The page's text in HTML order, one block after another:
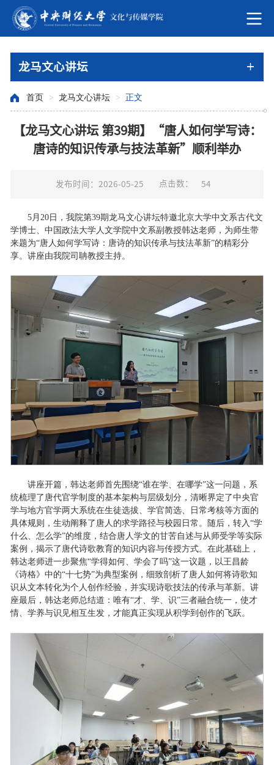
龙马文心讲坛
首页 > 龙马文心讲坛 > 正文
【龙马文心讲坛 第39期】“唐人如何学写诗：
唐诗的知识传承与技法革新”顺利举办
发布时间：2026-05-25 点击数： 54
5月20日，我院第39期龙马文心讲坛特邀北京大学中文系古代文
学博士、中国政法大学人文学院中文系副教授韩达老师，为师生带
来题为“唐人如何学写诗：唐诗的知识传承与技法革新”的精彩分
享。讲座由我院司聃教授主持。
讲座开篇，韩达老师首先围绕“谁在学、在哪学”这一问题，系
统梳理了唐代官学制度的基本架构与层级划分，清晰界定了中央官
学与地方官学两大系统在生徒选拔、学官简选、日常考核等方面的
具体规则，生动阐释了唐人的求学路径与校园日常。随后，转入“学
什么、怎么学”的维度，结合唐人学文的甘苦自述与从师受学等实际
案例，揭示了唐代诗歌教育的知识内容与传授方式。在此基础上，
韩达老师进一步聚焦“学得如何、学会了吗”这一议题，以王昌龄
《诗格》中的“十七势”为典型案例，细致剖析了唐人如何将诗歌知
识从文本转化为个人创作经验，并实现诗歌技法的传承与革新。讲
座最后，韩达老师总结道：唯有“才、学、识”三者融合统一，使才
情、学养与识见相互生发，才能真正实现从积学到创作的飞跃。